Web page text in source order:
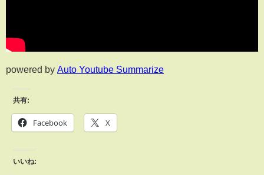
powered by Auto Youtube Summarize
共有:
Facebook X
いいね: